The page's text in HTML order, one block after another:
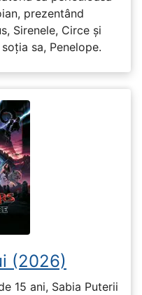
prezentând
Sirenele, Circe și
sa, Penelope.
(2026)
15 ani, Sabia Puterii